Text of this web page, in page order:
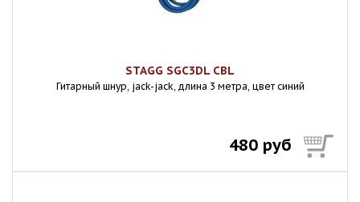
STAGG SGC3DL CBL
Гитарный шнур, jack-jack, длина 3 метра, цвет синий
480 руб